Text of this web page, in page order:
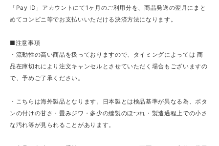
「Pay ID」アカウントにて1ヶ月のご利用分を、商品発送の翌月にまと
めてコンビニ等でお支払いいただける決済方法になります。
■注意事項
・流動性の高い商品を扱っておりますので、タイミングによっては 商
品在庫切れにより注文キャンセルとさせていただく場合もございますの
で、予めご了承ください。
・こちらは海外製品となります。日本製とは検品基準が異なる為、ボタ
ンの付けの甘さ・畳みジワ・多少の縫製のほつれ・製造過程上での小さ
な汚れ等が見られることがあります。